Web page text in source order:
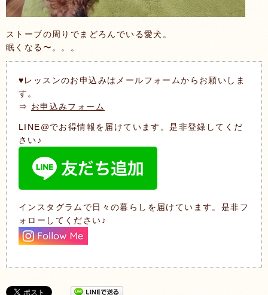
ストーブの周りでまどろんでいる愛犬。
眠くなる〜。。。
♥レッスンのお申込みはメールフォームからお願いしま
す。
⇒ お申込みフォーム
LINE@でお得情報を届けています。是非登録してくだ
さい♪
インスタグラムで日々の暮らしを届けています。是非フ
ォローしてください♪